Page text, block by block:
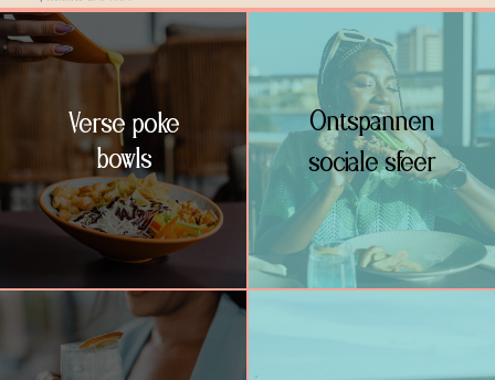
Verse poke
bowls
Ontspannen
sociale sfeer